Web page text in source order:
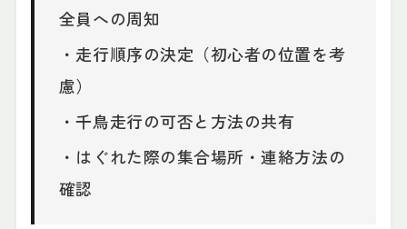
全員への周知
・走行順序の決定（初心者の位置を考
慮）
・千鳥走行の可否と方法の共有
・はぐれた際の集合場所・連絡方法の
確認